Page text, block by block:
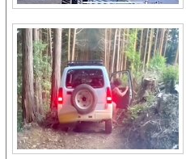
海外「日本よ、お前がナンバーワン
勇気を出して白人美女にチン凸したア
10年もの間浮気してた嫁。まさかと
ウクライナ侵攻以降、ロシア軍兵士
【配信者】「金バエ」のSNS更新が1
【画像】女の子「危機管理フォーーー